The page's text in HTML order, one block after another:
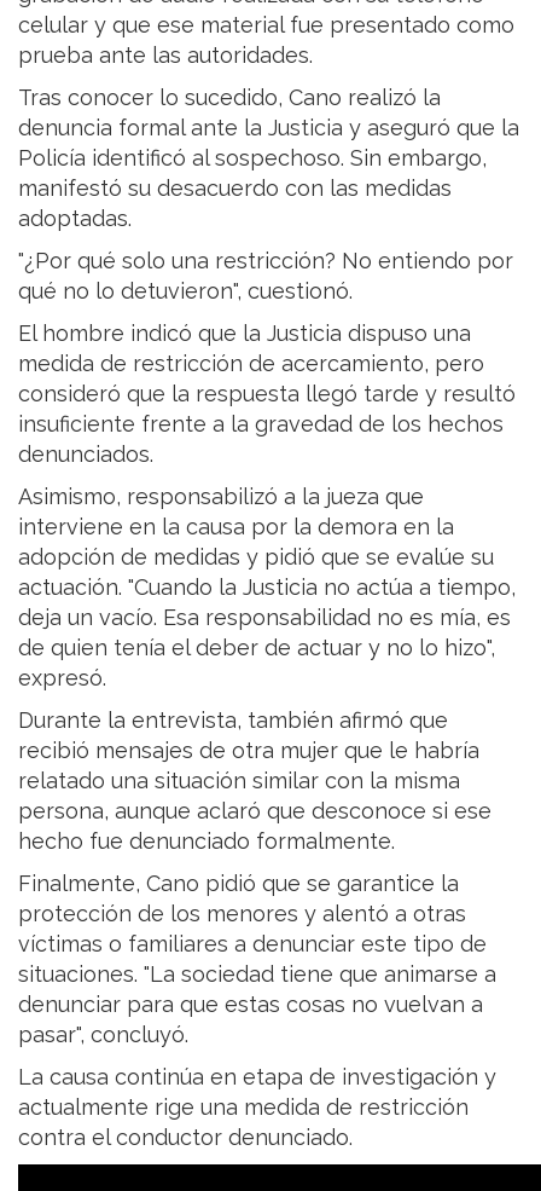
celular y que ese material fue presentado como
prueba ante las autoridades.
Tras conocer lo sucedido, Cano realizó la
denuncia formal ante la Justicia y aseguró que la
Policía identificó al sospechoso. Sin embargo,
manifestó su desacuerdo con las medidas
adoptadas.
"¿Por qué solo una restricción? No entiendo por
qué no lo detuvieron", cuestionó.
El hombre indicó que la Justicia dispuso una
medida de restricción de acercamiento, pero
consideró que la respuesta llegó tarde y resultó
insuficiente frente a la gravedad de los hechos
denunciados.
Asimismo, responsabilizó a la jueza que
interviene en la causa por la demora en la
adopción de medidas y pidió que se evalúe su
actuación. "Cuando la Justicia no actúa a tiempo,
deja un vacío. Esa responsabilidad no es mía, es
de quien tenía el deber de actuar y no lo hizo",
expresó.
Durante la entrevista, también afirmó que
recibió mensajes de otra mujer que le habría
relatado una situación similar con la misma
persona, aunque aclaró que desconoce si ese
hecho fue denunciado formalmente.
Finalmente, Cano pidió que se garantice la
protección de los menores y alentó a otras
víctimas o familiares a denunciar este tipo de
situaciones. "La sociedad tiene que animarse a
denunciar para que estas cosas no vuelvan a
pasar", concluyó.
La causa continúa en etapa de investigación y
actualmente rige una medida de restricción
contra el conductor denunciado.